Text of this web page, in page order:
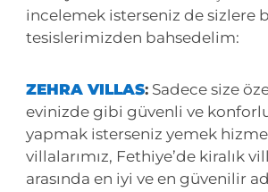
incelemek isterseniz de sizlere
tesislerimizden bahsedelim:
ZEHRA VILLAS: Sadece size
evinizde gibi güvenli ve
yapmak isterseniz yemek
villalarımız, Fethiye’de kiralık
arasında en iyi ve en güvenilir